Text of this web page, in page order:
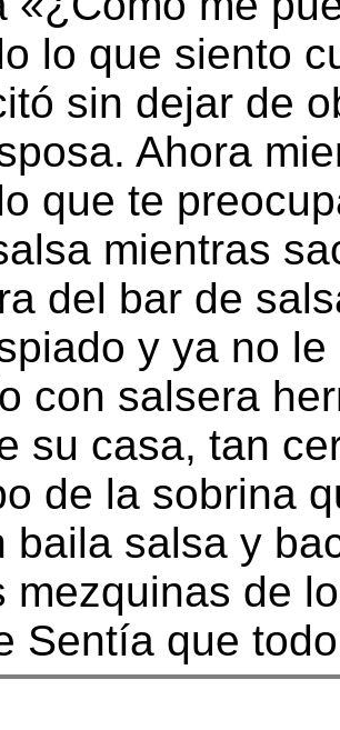
lo que siento
sin dejar de
Ahora
que te
mientras
del bar de
y ya no
con salsera
su casa, tan
de la sobrina
baila salsa y
mezquinas de
Sentía que